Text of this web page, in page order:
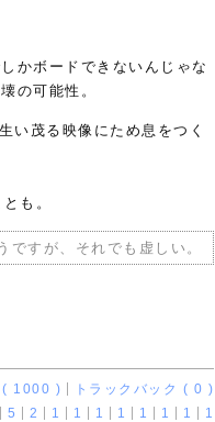
かボードできないんじゃな
の可能性。
い茂る映像にため息をつく
も。
すが、それでも虚しい。
( 1000 )
トラックバック ( 0 )
5 2 1 1 1 1 1 1 1 1